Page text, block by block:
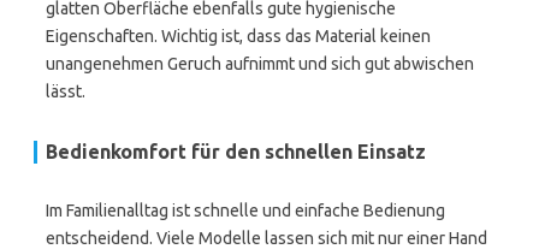
glatten Oberfläche ebenfalls gute hygienische
Eigenschaften. Wichtig ist, dass das Material keinen
unangenehmen Geruch aufnimmt und sich gut abwischen
lässt.
Bedienkomfort für den schnellen Einsatz
Im Familienalltag ist schnelle und einfache Bedienung
entscheidend. Viele Modelle lassen sich mit nur einer Hand